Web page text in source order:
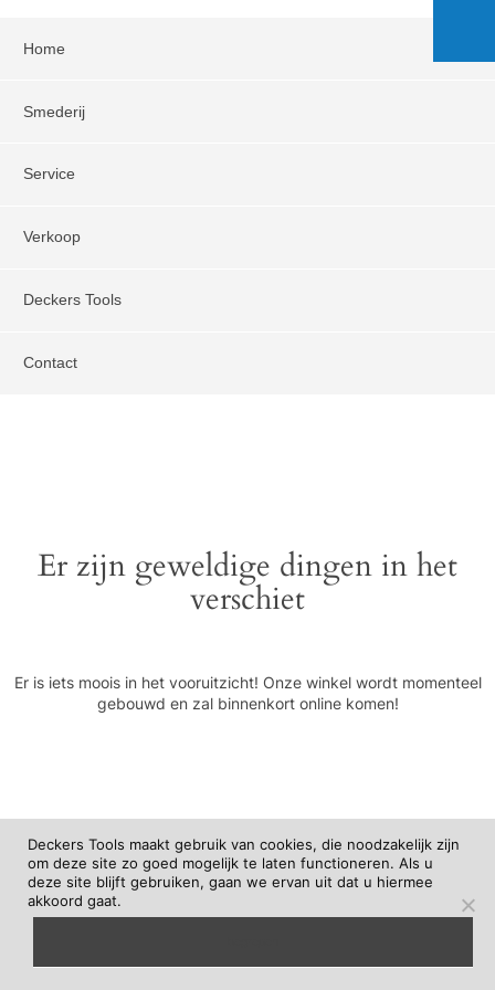
Home
Smederij
Service
Verkoop
Deckers Tools
Contact
Er zijn geweldige dingen in het
verschiet
Er is iets moois in het vooruitzicht! Onze winkel wordt momenteel
gebouwd en zal binnenkort online komen!
Deckers Tools maakt gebruik van cookies, die noodzakelijk zijn
om deze site zo goed mogelijk te laten functioneren. Als u
deze site blijft gebruiken, gaan we ervan uit dat u hiermee
akkoord gaat.